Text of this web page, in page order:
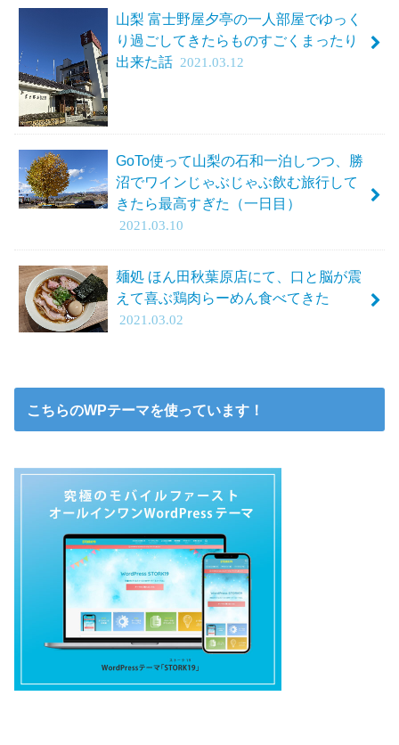
山梨 富士野屋夕亭の一人部屋でゆっく
り過ごしてきたらものすごくまったり
出来た話 2021.03.12
GoTo使って山梨の石和一泊しつつ、勝
沼でワインじゃぶじゃぶ飲む旅行して
きたら最高すぎた（一日目）
2021.03.10
麺処 ほん田秋葉原店にて、口と脳が震
えて喜ぶ鶏肉らーめん食べてきた
2021.03.02
こちらのWPテーマを使っています！